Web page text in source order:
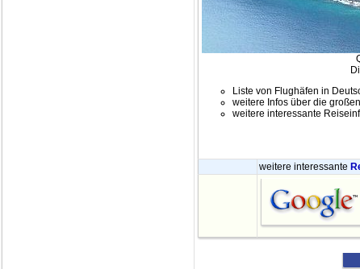
Liste von Flughäfen in
weitere Infos über die
weitere interessante
weitere interessante